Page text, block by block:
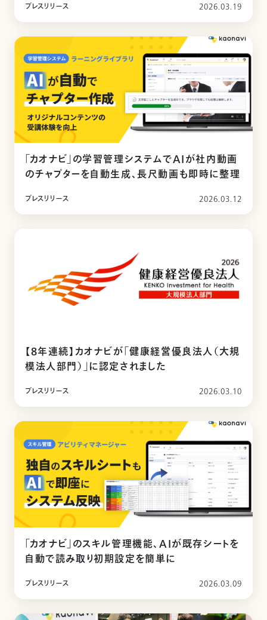
プレスリリース 2026.03.19
「カオナビ」の学習管理システムでAIが社内動画
のチャプターを自動生成、長尺動画も即時に整理
プレスリリース 2026.03.12
【8年連続】カオナビが「健康経営優良法人（大規
模法人部門）」に認定されました
プレスリリース 2026.03.10
「カオナビ」のスキル管理機能、AIが既存シートを
自動で読み取り初期設定を簡単に
プレスリリース 2026.03.09